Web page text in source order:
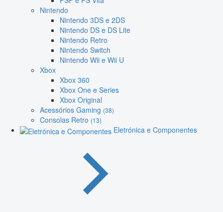
Nintendo
Nintendo 3DS e 2DS
Nintendo DS e DS Lite
Nintendo Retro
Nintendo Switch
Nintendo Wii e Wii U
Xbox
Xbox 360
Xbox One e Series
Xbox Original
Acessórios Gaming (38)
Consolas Retro (13)
Eletrónica e Componentes